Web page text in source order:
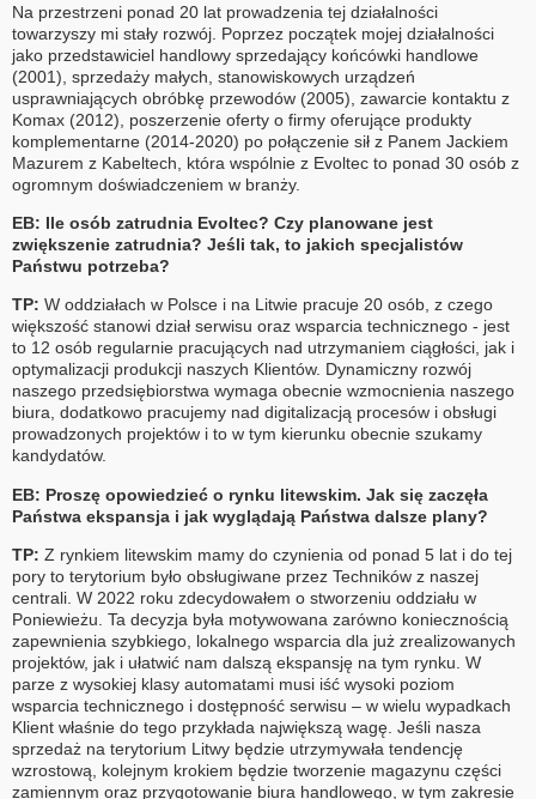
Na przestrzeni ponad 20 lat prowadzenia tej działalności
towarzyszy mi stały rozwój. Poprzez początek mojej działalności
jako przedstawiciel handlowy sprzedający końcówki handlowe
(2001), sprzedaży małych, stanowiskowych urządzeń
usprawniających obróbkę przewodów (2005), zawarcie kontaktu z
Komax (2012), poszerzenie oferty o firmy oferujące produkty
komplementarne (2014-2020) po połączenie sił z Panem Jackiem
Mazurem z Kabeltech, która wspólnie z Evoltec to ponad 30 osób z
ogromnym doświadczeniem w branży.
EB: Ile osób zatrudnia Evoltec? Czy planowane jest
zwiększenie zatrudnia? Jeśli tak, to jakich specjalistów
Państwu potrzeba?
TP: W oddziałach w Polsce i na Litwie pracuje 20 osób, z czego
większość stanowi dział serwisu oraz wsparcia technicznego - jest
to 12 osób regularnie pracujących nad utrzymaniem ciągłości, jak i
optymalizacji produkcji naszych Klientów. Dynamiczny rozwój
naszego przedsiębiorstwa wymaga obecnie wzmocnienia naszego
biura, dodatkowo pracujemy nad digitalizacją procesów i obsługi
prowadzonych projektów i to w tym kierunku obecnie szukamy
kandydatów.
EB: Proszę opowiedzieć o rynku litewskim. Jak się zaczęła
Państwa ekspansja i jak wyglądają Państwa dalsze plany?
TP: Z rynkiem litewskim mamy do czynienia od ponad 5 lat i do tej
pory to terytorium było obsługiwane przez Techników z naszej
centrali. W 2022 roku zdecydowałem o stworzeniu oddziału w
Poniewieżu. Ta decyzja była motywowana zarówno koniecznością
zapewnienia szybkiego, lokalnego wsparcia dla już zrealizowanych
projektów, jak i ułatwić nam dalszą ekspansję na tym rynku. W
parze z wysokiej klasy automatami musi iść wysoki poziom
wsparcia technicznego i dostępność serwisu – w wielu wypadkach
Klient właśnie do tego przykłada największą wagę. Jeśli nasza
sprzedaż na terytorium Litwy będzie utrzymywała tendencję
wzrostową, kolejnym krokiem będzie tworzenie magazynu części
zamiennym oraz przygotowanie biura handlowego, w tym zakresie